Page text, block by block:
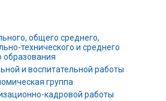
общего среднего,
технического и среднего
образования
и воспитательной работы
группа
кадровой работы